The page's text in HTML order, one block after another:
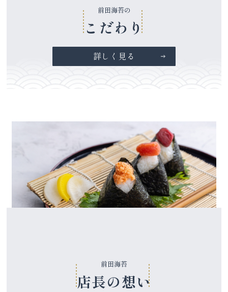
前田海苔の
こだわり
詳しく見る
前田海苔
店長の想い